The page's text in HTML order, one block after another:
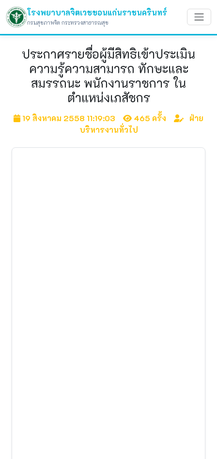
โรงพยาบาลจิตเวชขอนแก่นราชนครินทร์
กรมสุขภาพจิต กระทรวงสาธารณสุข
ประกาศรายชื่อผู้มีสิทธิเข้าประเมิน
ความรู้ความสามารถ ทักษะและ
สมรรถนะ พนักงานราชการ ใน
ตำแหน่งเภสัชกร
19 สิงหาคม 2558 11:19:03 465 ครั้ง
ฝ่าย
บริหารงานทั่วไป